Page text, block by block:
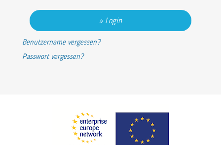
Login
Benutzername vergessen?
Passwort vergessen?